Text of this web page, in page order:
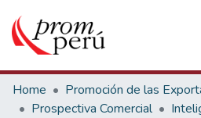
Communities & Collections
All of DSpace
Home
Prospectiva Comercial